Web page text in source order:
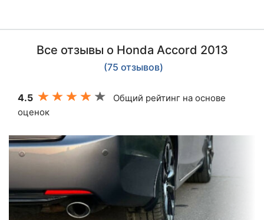
Все отзывы о Honda Accord 2013
(75 отзывов)
4.5
Общий рейтинг на основе
оценок